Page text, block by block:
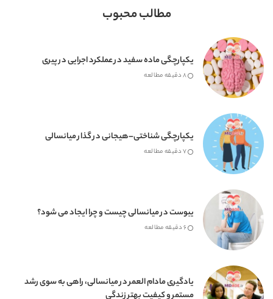
مطالب محبوب
یکپارچگی ماده سفید در عملکرد اجرایی در پیری
8 دقیقه مطالعه
یکپارچگی شناختی–هیجانی در گذار میانسالی
7 دقیقه مطالعه
یبوست در میانسالی چیست و چرا ایجاد می شود؟
6 دقیقه مطالعه
یادگیری مادام العمر در میانسالی، راهی به سوی رشد
مستمر و کیفیت بهتر زندگی